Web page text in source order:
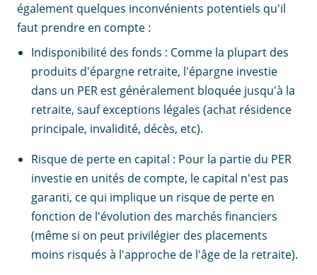
également quelques inconvénients potentiels qu'il
faut prendre en compte :
Indisponibilité des fonds : Comme la plupart des
produits d'épargne retraite, l'épargne investie
dans un PER est généralement bloquée jusqu'à la
retraite, sauf exceptions légales (achat résidence
principale, invalidité, décès, etc).
Risque de perte en capital : Pour la partie du PER
investie en unités de compte, le capital n'est pas
garanti, ce qui implique un risque de perte en
fonction de l'évolution des marchés financiers
(même si on peut privilégier des placements
moins risqués à l'approche de l'âge de la retraite).